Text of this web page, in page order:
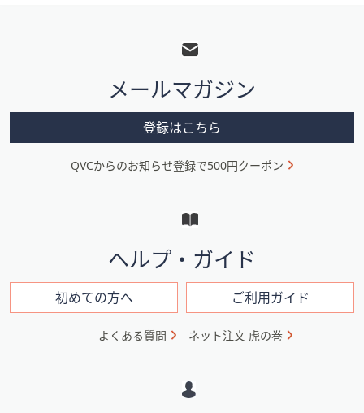
メ
ニ
ン
メールマガジン
登録はこちら
QVCからのお知らせ登録で500円クーポン
ヘルプ・ガイド
初めての方へ ご利用ガイド
よくある質問 ネット注文 虎の巻